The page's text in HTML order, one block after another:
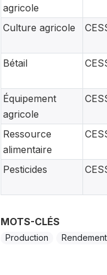
agricole
Culture agricole
Bétail
Équipement
agricole
Ressource
alimentaire
Pesticides
MOTS-CLÉS
Production Rendement